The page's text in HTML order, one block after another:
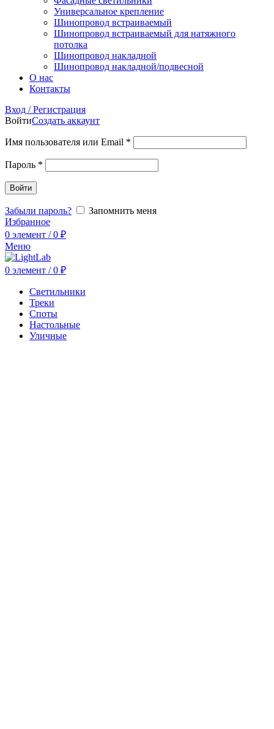
Универсальное крепление
Шинопровод встраиваемый
Шинопровод встраиваемый для натяжного
потолка
Шинопровод накладной
Шинопровод накладной/подвесной
О нас
Контакты
Вход / Регистрация
ВойтиСоздать аккаунт
Имя пользователя или Email *
Пароль *
Войти
Забыли пароль?
Запомнить меня
Избранное
0 элемент / 0 ₽
Меню
0 элемент / 0 ₽
Cветильники
Треки
Споты
Настольные
Уличные